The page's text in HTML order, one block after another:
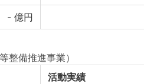
- 億円
整備推進事業）
活動実績